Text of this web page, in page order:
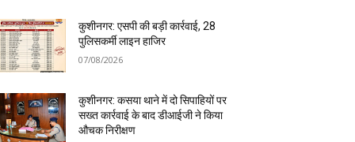
कुशीनगर: एसपी की बड़ी कार्रवाई, 28
पुलिसकर्मी लाइन हाजिर
07/08/2026
कुशीनगर: कसया थाने में दो सिपाहियों पर
सख्त कार्रवाई के बाद डीआईजी ने किया
औचक निरीक्षण